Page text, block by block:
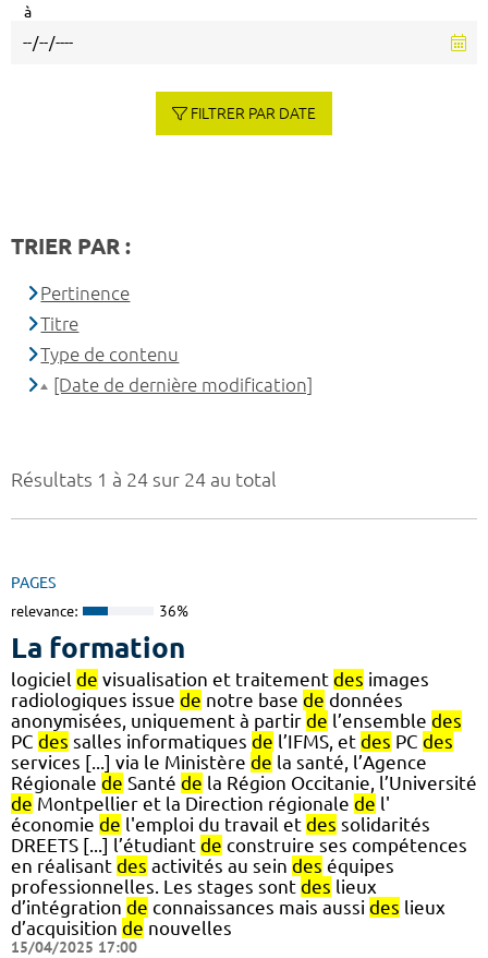
Résultats 1 à 24 sur 24 au total
PAGES
relevance: 36%
La formation
logiciel de visualisation et traitement des images
radiologiques issue de notre base de données
anonymisées, uniquement à partir de l’ensemble des
PC des salles informatiques de l’IFMS, et des PC des
services [...] via le Ministère de la santé, l’Agence
Régionale de Santé de la Région Occitanie, l’Université
de Montpellier et la Direction régionale de l'
économie de l'emploi du travail et des solidarités
DREETS [...] l’étudiant de construire ses compétences
en réalisant des activités au sein des équipes
professionnelles. Les stages sont des lieux
d’intégration de connaissances mais aussi des lieux
d’acquisition de nouvelles
15/04/2025 17:00
à
FILTRER PAR DATE
TRIER PAR :
Pertinence
Titre
Type de contenu
[Date de dernière modification]